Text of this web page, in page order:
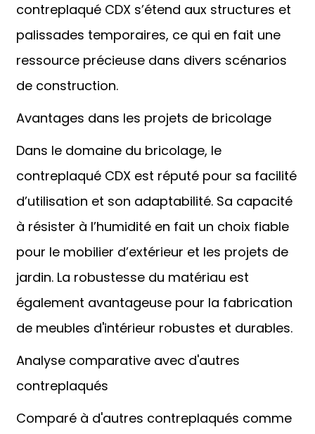
contreplaqué CDX s’étend aux structures et
palissades temporaires, ce qui en fait une
ressource précieuse dans divers scénarios
de construction.
Avantages dans les projets de bricolage
Dans le domaine du bricolage, le
contreplaqué CDX est réputé pour sa facilité
d’utilisation et son adaptabilité. Sa capacité
à résister à l’humidité en fait un choix fiable
pour le mobilier d’extérieur et les projets de
jardin. La robustesse du matériau est
également avantageuse pour la fabrication
de meubles d'intérieur robustes et durables.
Analyse comparative avec d'autres
contreplaqués
Comparé à d'autres contreplaqués comme